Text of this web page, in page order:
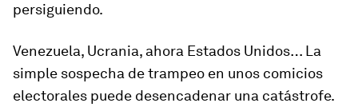
persiguiendo.
Venezuela, Ucrania, ahora Estados Unidos… La
simple sospecha de trampeo en unos comicios
electorales puede desencadenar una catástrofe.